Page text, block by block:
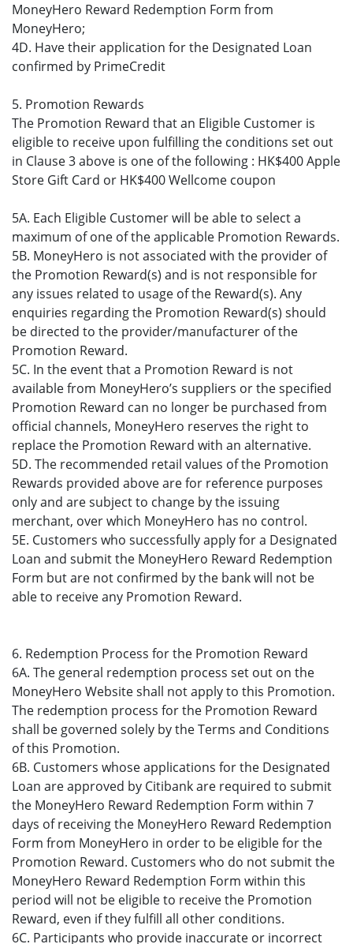
MoneyHero Reward Redemption Form from
MoneyHero;
4D. Have their application for the Designated Loan
confirmed by PrimeCredit
5. Promotion Rewards
The Promotion Reward that an Eligible Customer is
eligible to receive upon fulfilling the conditions set out
in Clause 3 above is one of the following : HK$400 Apple
Store Gift Card or HK$400 Wellcome coupon
5A. Each Eligible Customer will be able to select a
maximum of one of the applicable Promotion Rewards.
5B. MoneyHero is not associated with the provider of
the Promotion Reward(s) and is not responsible for
any issues related to usage of the Reward(s). Any
enquiries regarding the Promotion Reward(s) should
be directed to the provider/manufacturer of the
Promotion Reward.
5C. In the event that a Promotion Reward is not
available from MoneyHero’s suppliers or the specified
Promotion Reward can no longer be purchased from
official channels, MoneyHero reserves the right to
replace the Promotion Reward with an alternative.
5D. The recommended retail values of the Promotion
Rewards provided above are for reference purposes
only and are subject to change by the issuing
merchant, over which MoneyHero has no control.
5E. Customers who successfully apply for a Designated
Loan and submit the MoneyHero Reward Redemption
Form but are not confirmed by the bank will not be
able to receive any Promotion Reward.
6. Redemption Process for the Promotion Reward
6A. The general redemption process set out on the
MoneyHero Website shall not apply to this Promotion.
The redemption process for the Promotion Reward
shall be governed solely by the Terms and Conditions
of this Promotion.
6B. Customers whose applications for the Designated
Loan are approved by Citibank are required to submit
the MoneyHero Reward Redemption Form within 7
days of receiving the MoneyHero Reward Redemption
Form from MoneyHero in order to be eligible for the
Promotion Reward. Customers who do not submit the
MoneyHero Reward Redemption Form within this
period will not be eligible to receive the Promotion
Reward, even if they fulfill all other conditions.
6C. Participants who provide inaccurate or incorrect